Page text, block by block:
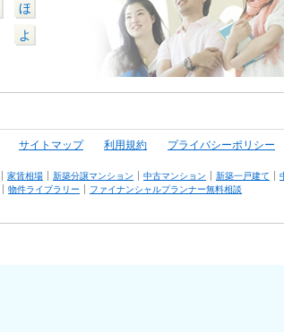
ほ
よ
サイトマップ 利用規約 プライバシーポリシー
家賃相場 新築分譲マンション 中古マンション 新築一戸建て
物件ライブラリー
ファイナンシャルプランナー無料相談